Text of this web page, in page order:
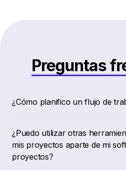
Preguntas
¿Cómo planifico un flujo de
¿Puedo utilizar otras
mis proyectos aparte de mi
proyectos?